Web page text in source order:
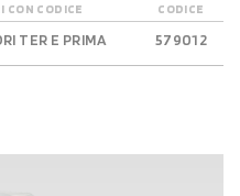
CON CODICE CODICE
TER E PRIMA 579012